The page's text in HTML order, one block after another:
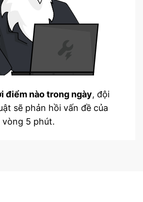
điểm nào trong ngày, đội
sẽ phản hồi vấn đề của
5 phút.